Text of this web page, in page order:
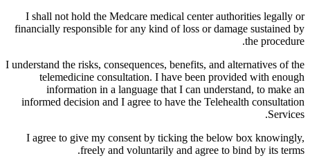
I shall not hold the Medcare medical center authorities legally or
financially responsible for any kind of loss or damage sustained by
the procedure.
I understand the risks, consequences, benefits, and alternatives of the
telemedicine consultation. I have been provided with enough
information in a language that I can understand, to make an
informed decision and I agree to have the Telehealth consultation
Services.
I agree to give my consent by ticking the below box knowingly,
freely and voluntarily and agree to bind by its terms.